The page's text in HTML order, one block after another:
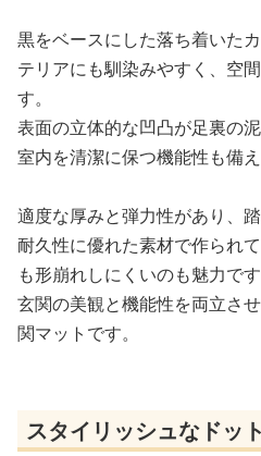
黒をベースにした落ち着いた
テリアにも馴染みやすく、空
す。
表面の立体的な凹凸が足裏の
室内を清潔に保つ機能性も備え
適度な厚みと弾力性があり、
耐久性に優れた素材で作られ
も形崩れしにくいのも魅力です
玄関の美観と機能性を両立さ
関マットです。
スタイリッシュなドッ